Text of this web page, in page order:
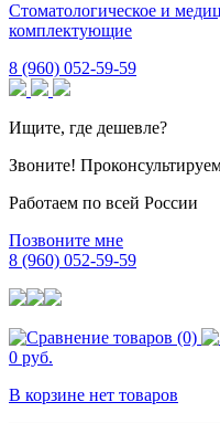
Стоматологическое и
комплектующие
8 (960) 052-59-59
Ищите, где дешевле?
Звоните!
Работаем по всей России
Позвоните мне
8 (960) 052-59-59
0 руб.
В корзине нет товаров